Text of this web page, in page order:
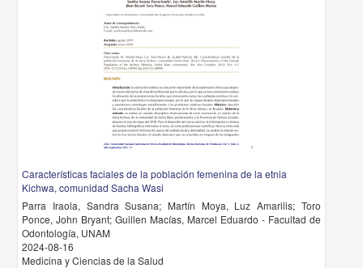
Características faciales de la población femenina de la etnia
Kichwa, comunidad Sacha Wasi
Parra Iraola, Sandra Susana; Martín Moya, Luz Amarilis; Toro
Ponce, John Bryant; Guillen Macías, Marcel Eduardo - Facultad de
Odontología, UNAM
2024-08-16
Medicina y Ciencias de la Salud